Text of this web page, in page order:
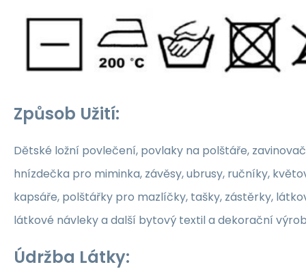
Způsob Užití:
Dětské ložní povlečení, povlaky na polštáře,
hnízdečka pro miminka, závěsy, ubrusy, ručníky,
kapsáře, polštářky pro mazlíčky, tašky, zástěrky,
látkové návleky a další bytový textil a dekorační
Údržba Látky: